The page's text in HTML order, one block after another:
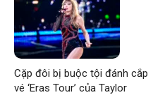
Cặp đôi bị buộc tội đánh cắp
vé ‘Eras Tour’ của Taylor